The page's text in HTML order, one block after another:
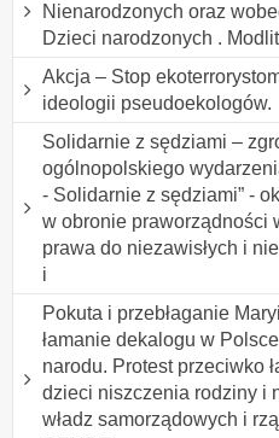
Nienarodzonych oraz
Dzieci narodzonych .
Akcja – Stop
ideologii pseudoekologów.
Solidarnie z sędziami –
ogólnopolskiego
- Solidarnie z sędziami” -
w obronie praworządności
prawa do niezawisłych i
i
Pokuta i przebłaganie
łamanie dekalogu w
narodu. Protest przeciwko
dzieci niszczenia rodziny i
władz samorządowych i